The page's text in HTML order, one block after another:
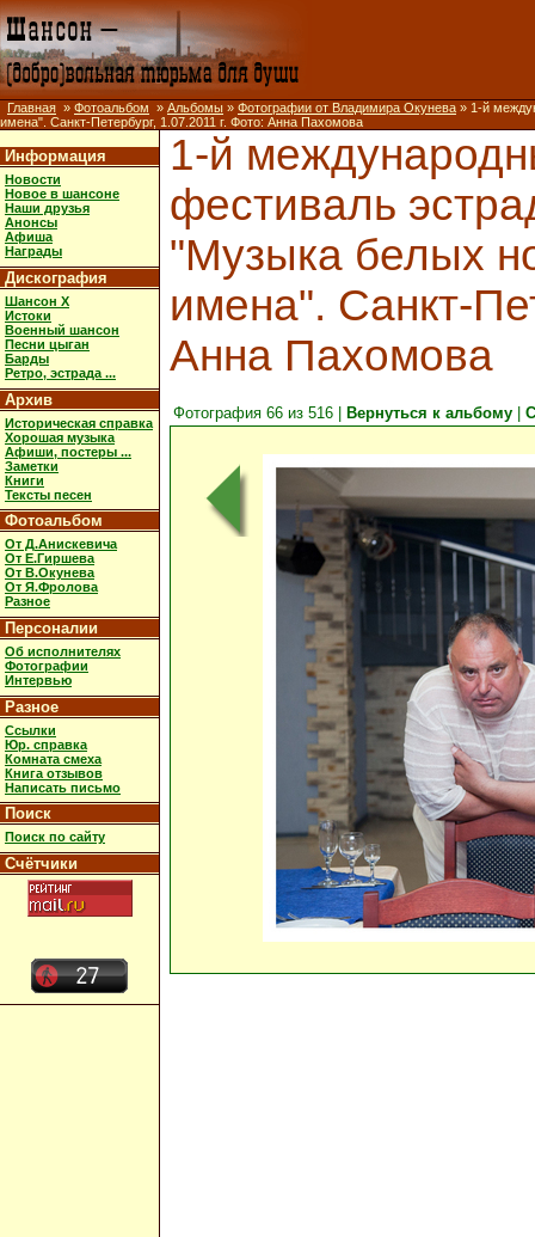
Главная » Фотоальбом » Альбомы » Фотографии от Владимира Окунева » 1-й
имена". Санкт-Петербург, 1.07.2011 г. Фото: Анна Пахомова
Информация
Новости
Новое в шансоне
Наши друзья
Анонсы
Афиша
Награды
Дискография
Шансон X
Истоки
Военный шансон
Песни цыган
Барды
Ретро, эстрада ...
Архив
Историческая справка
Хорошая музыка
Афиши, постеры ...
Заметки
Книги
Тексты песен
Фотоальбом
От Д.Анискевича
От Е.Гиршева
От В.Окунева
От Я.Фролова
Разное
Персоналии
Об исполнителях
Фотографии
Интервью
Разное
Ссылки
Юр. справка
Комната смеха
Книга отзывов
Написать письмо
Поиск
Поиск по сайту
Счётчики
1-й
фестиваль
"Музыка белых
имена". Санкт-
Анна Пахомова
Фотография 66 из 516 | Вернуться к альбому